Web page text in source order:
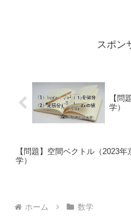
スポン
【問
学）
【問題】空間ベクトル（2023年
学）
ホーム 数学